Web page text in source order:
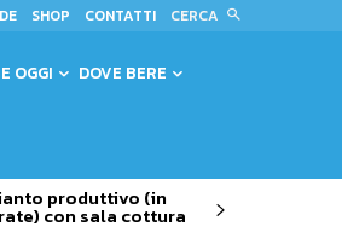
SHOP CONTATTI CERCA
OGGI DOVE BERE
produttivo (in
con sala cottura